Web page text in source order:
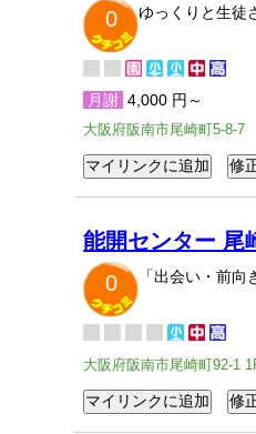
0
ゆっくりと生徒
月謝 4,000 円～
大阪府阪南市尾崎町5-8-7
能開センター 尾
0
「出会い・前
大阪府阪南市尾崎町92-1